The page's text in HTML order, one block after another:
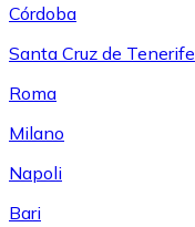
Córdoba
Santa Cruz de Tenerife
Roma
Milano
Napoli
Bari